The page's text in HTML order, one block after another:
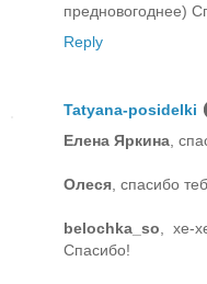
предновогоднее)
Reply
Tatyana-posidelki
Елена Яркина,
Олеся, спасибо
belochka_so, хе-
Спасибо!